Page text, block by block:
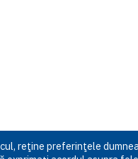
reţine preferinţele